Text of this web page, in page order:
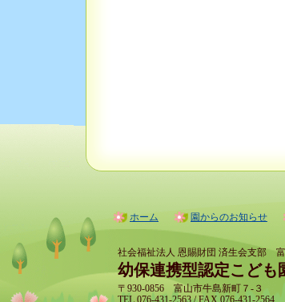
ホーム 園からのお知らせ
社会福祉法人 恩賜財団 済生会支部
幼保連携型認定こども
〒930-0856 富山市牛島新町７-３
TEL 076-431-2563 / FAX 076-431-2564